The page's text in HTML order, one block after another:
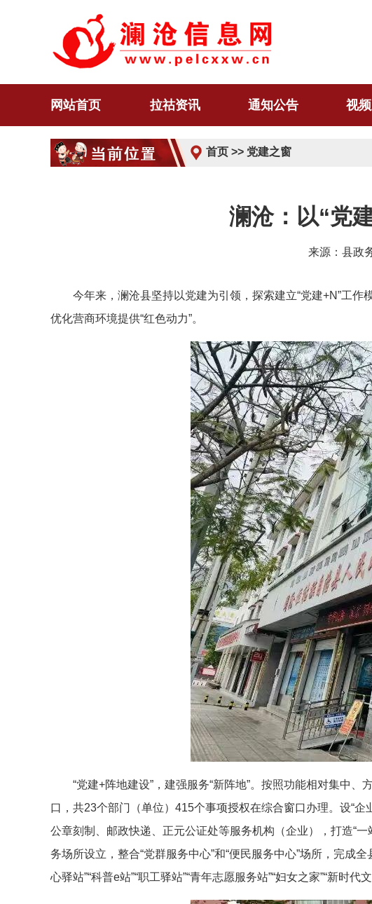
网站首页 拉祜资讯 通知公告 视
首页 >> 党建之窗
澜沧：以“党
来源：县政
今年来，澜沧县坚持以党建为引领，探索建立“党建+N”工
优化营商环境提供“红色动力”。
“党建+阵地建设”，建强服务“新阵地”。按照功能相对集中
口，共23个部门（单位）415个事项授权在综合窗口办理。设“企
公章刻制、邮政快递、正元公证处等服务机构（企业），打造“
务场所设立，整合“党群服务中心”和“便民服务中心”场所，完成
心驿站”“科普e站”“职工驿站”“青年志愿服务站”“妇女之家”“新时